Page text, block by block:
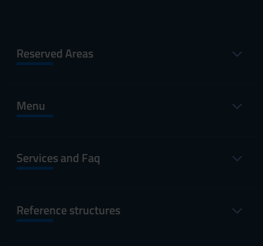
Reserved Areas
Menu
Services and Faq
Reference structures